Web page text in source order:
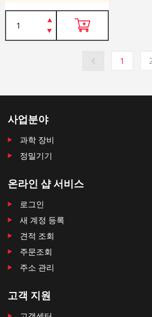
1
사업분야
과학 장비
정밀기기
온라인 샵 서비스
로그인
새 계정 등록
견적 조회
주문조회
주소 관리
고객 지원